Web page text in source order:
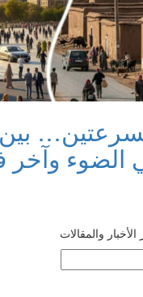
وآخر
والمقالات